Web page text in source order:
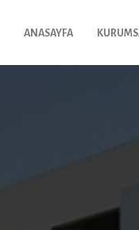
ANASAYFA